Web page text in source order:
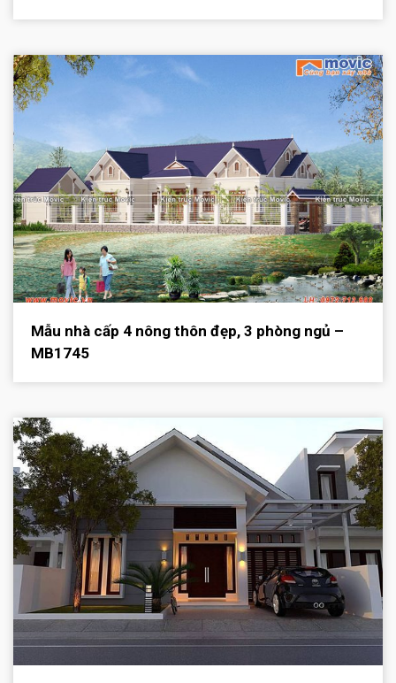
Mẫu nhà cấp 4 nông thôn đẹp, 3 phòng ngủ –
MB1745